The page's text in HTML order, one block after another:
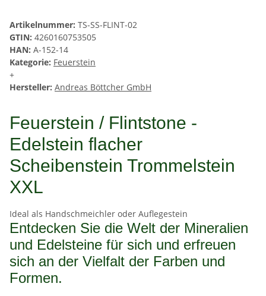
Artikelnummer: TS-SS-FLINT-02
GTIN: 4260160753505
HAN: A-152-14
Kategorie: Feuerstein
+
Hersteller: Andreas Böttcher GmbH
Feuerstein / Flintstone -
Edelstein flacher
Scheibenstein Trommelstein
XXL
Ideal als Handschmeichler oder Auflegestein
Entdecken Sie die Welt der Mineralien
und Edelsteine für sich und erfreuen
sich an der Vielfalt der Farben und
Formen.